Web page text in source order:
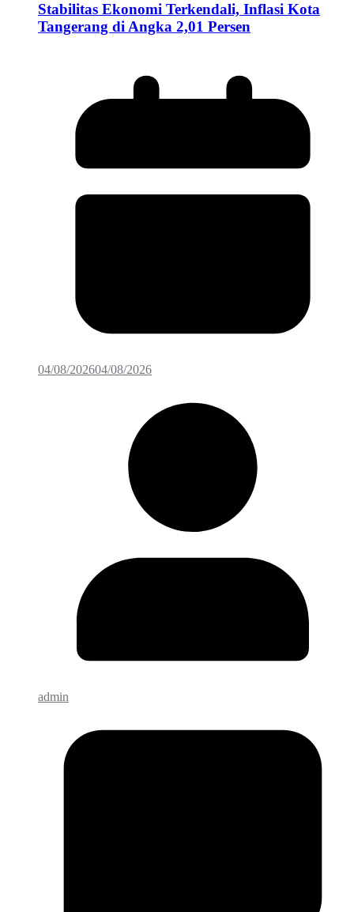
Stabilitas Ekonomi Terkendali, Inflasi Kota
Tangerang di Angka 2,01 Persen
04/08/202604/08/2026
admin